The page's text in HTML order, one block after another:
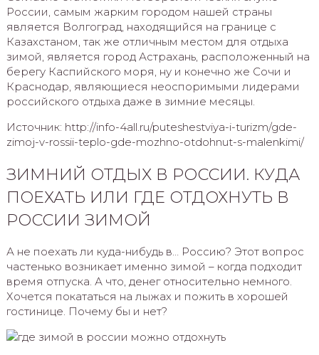
России, самым жарким городом нашей страны
является Волгоград, находящийся на границе с
Казахстаном, так же отличным местом для отдыха
зимой, является город Астрахань, расположенный на
берегу Каспийского моря, ну и конечно же Сочи и
Краснодар, являющиеся неоспоримыми лидерами
российского отдыха даже в зимние месяцы.
Источник: http://info-4all.ru/puteshestviya-i-turizm/gde-
zimoj-v-rossii-teplo-gde-mozhno-otdohnut-s-malenkimi/
ЗИМНИЙ ОТДЫХ В РОССИИ. КУДА
ПОЕХАТЬ ИЛИ ГДЕ ОТДОХНУТЬ В
РОССИИ ЗИМОЙ
А не поехать ли куда-нибудь в… Россию? Этот вопрос
частенько возникает именно зимой – когда подходит
время отпуска. А что, денег относительно немного.
Хочется покататься на лыжах и пожить в хорошей
гостинице. Почему бы и нет?